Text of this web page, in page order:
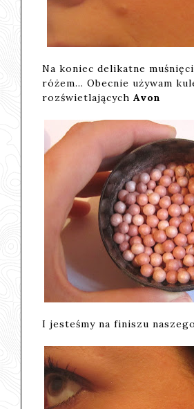
Na koniec delikatne
różem... Obecnie używam
rozświetlającychAvon
I jesteśmy na finiszu